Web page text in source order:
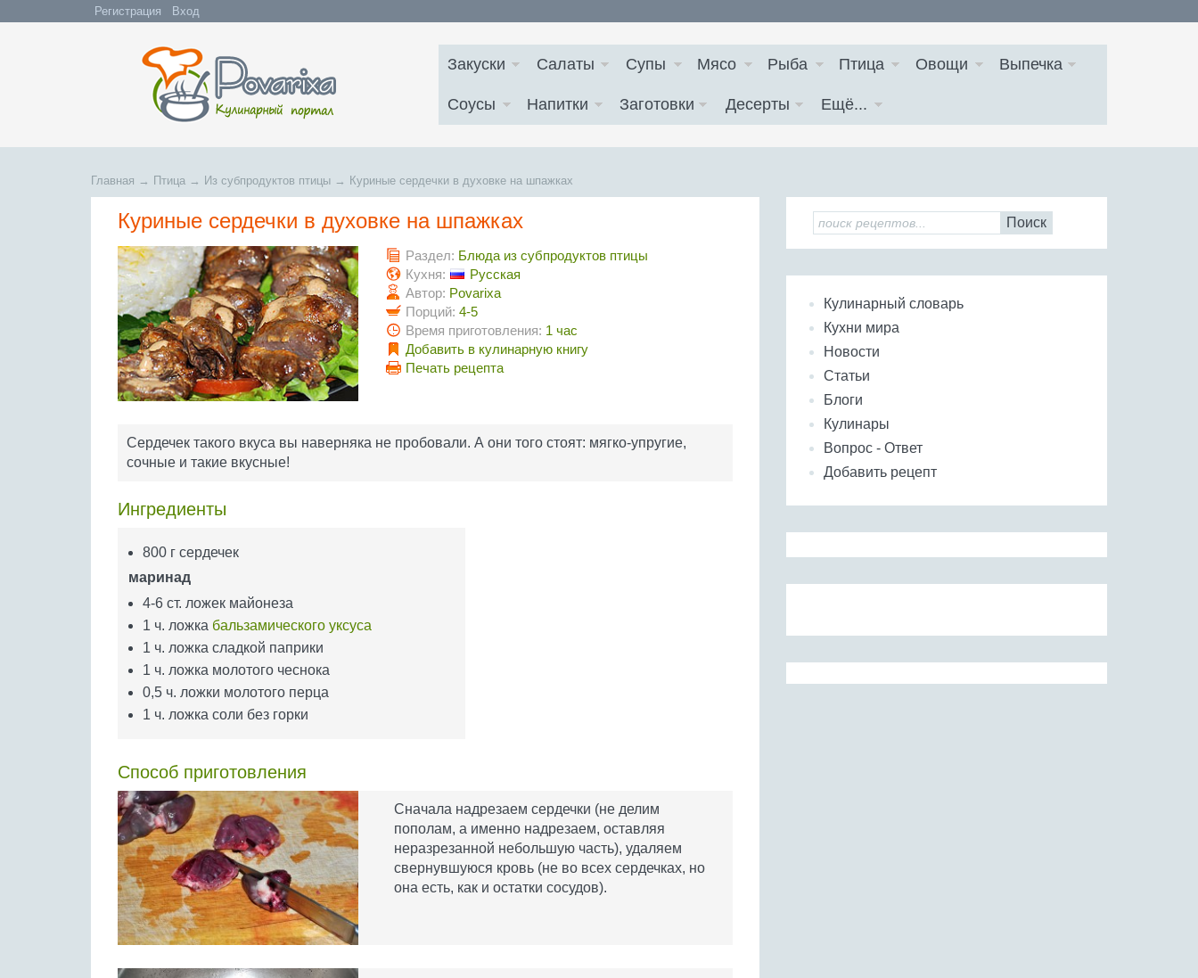
Регистрация Вход
Закуски Салаты Супы Мясо Рыба Птица Овощи Выпечка
Соусы Напитки Заготовки Десерты Ещё...
Главная → Птица → Из субпродуктов птицы → Куриные сердечки в духовке на шпажках
Куриные сердечки в духовке на шпажках
Раздел: Блюда из субпродуктов птицы
Кухня:
Русская
Автор: Povarixa
Порций: 4-5
Время приготовления: 1 час
Добавить в кулинарную книгу
Печать рецепта
Сердечек такого вкуса вы наверняка не пробовали. А они того стоят: мягко-упругие,
сочные и такие вкусные!
Ингредиенты
800 г сердечек
маринад
4-6 ст. ложек майонеза
1 ч. ложка бальзамического уксуса
1 ч. ложка сладкой паприки
1 ч. ложка молотого чеснока
0,5 ч. ложки молотого перца
1 ч. ложка соли без горки
Способ приготовления
Сначала надрезаем сердечки (не делим
пополам, а именно надрезаем, оставляя
неразрезанной небольшую часть), удаляем
свернувшуюся кровь (не во всех сердечках, но
она есть, как и остатки сосудов).
Поиск
Кулинарный словарь
Кухни мира
Новости
Статьи
Блоги
Кулинары
Вопрос - Ответ
Добавить рецепт